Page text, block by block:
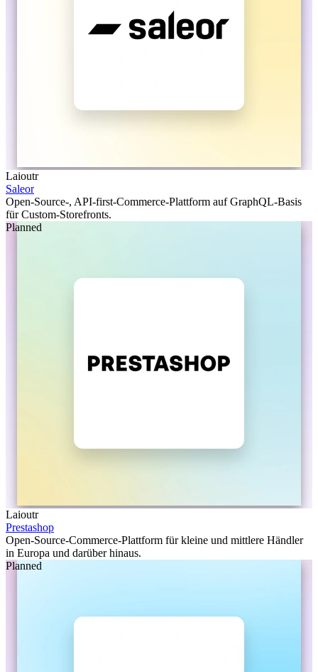
Laioutr
Saleor
Open-Source-, API-first-Commerce-Plattform auf GraphQL-Basis
für Custom-Storefronts.
Planned
Laioutr
Prestashop
Open-Source-Commerce-Plattform für kleine und mittlere Händler
in Europa und darüber hinaus.
Planned